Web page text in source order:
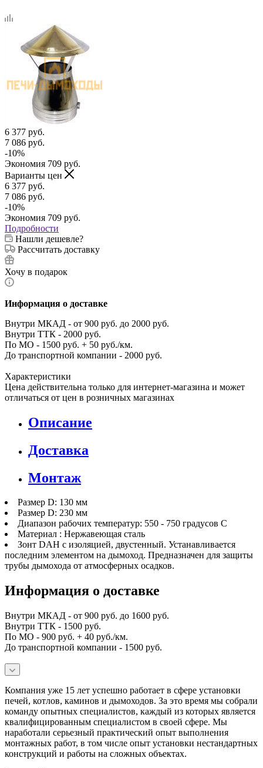
6 377 руб.
7 086 руб.
-10%
Экономия 709 руб.
Варианты цен
6 377 руб.
7 086 руб.
-10%
Экономия 709 руб.
Подробности
Нашли дешевле?
Рассчитать доставку
Хочу в подарок
Информация о доставке
Внутри МКАД - от 900 руб. до 2000 руб.
Внутри ТТК - 2000 руб.
По МО - 1500 руб. + 50 руб./км.
До транспортной компании - 2000 руб.
Характеристики
Цена действительна только для интернет-магазина и может
отличаться от цен в розничных магазинах
Описание
Доставка
Монтаж
Размер D: 130 мм
Размер D: 230 мм
Диапазон рабочих температур: 550 - 750 градусов С
Материал : Нержавеющая сталь
Зонт DAH с изоляцией, двустенный. Устанавливается
последним элементом на дымоход. Предназначен для защиты
трубы дымохода от атмосферных осадков.
Информация о доставке
Внутри МКАД - от 900 руб. до 1600 руб.
Внутри ТТК - 1500 руб.
По МО - 900 руб. + 40 руб./км.
До транспортной компании - 1500 руб.
Компания уже 15 лет успешно работает в сфере установки
печей, котлов, каминов и дымоходов. За это время мы собрали
команду опытных специалистов, каждый из которых является
квалифицированным специалистом в своей сфере. Мы
наработали серьезный практический опыт выполнения
монтажных работ, в том числе опыт установки нестандартных
конструкций и работы на сложных объектах.